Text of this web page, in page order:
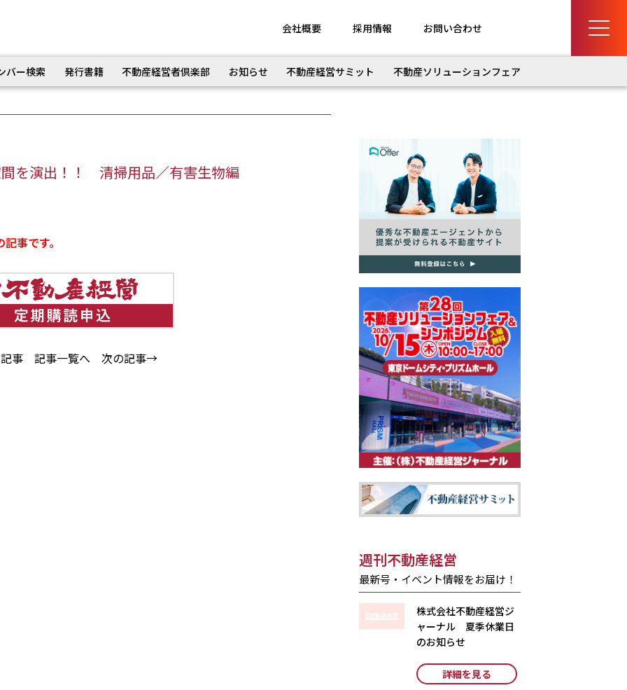
会社概要 採用情報 お問い合わせ
バー検索 発行書籍 不動産経営者倶楽部 お知らせ 不動産経営サミット 不動産ソリューションフェア
を演出！！ 清掃用品／有害生物編
事です。
事 記事一覧へ 次の記事→
週刊不動産経営
最新号・イベント情報をお届け！
株式会社不動産経営ジ
ャーナル 夏季休業日
のお知らせ
詳細を見る